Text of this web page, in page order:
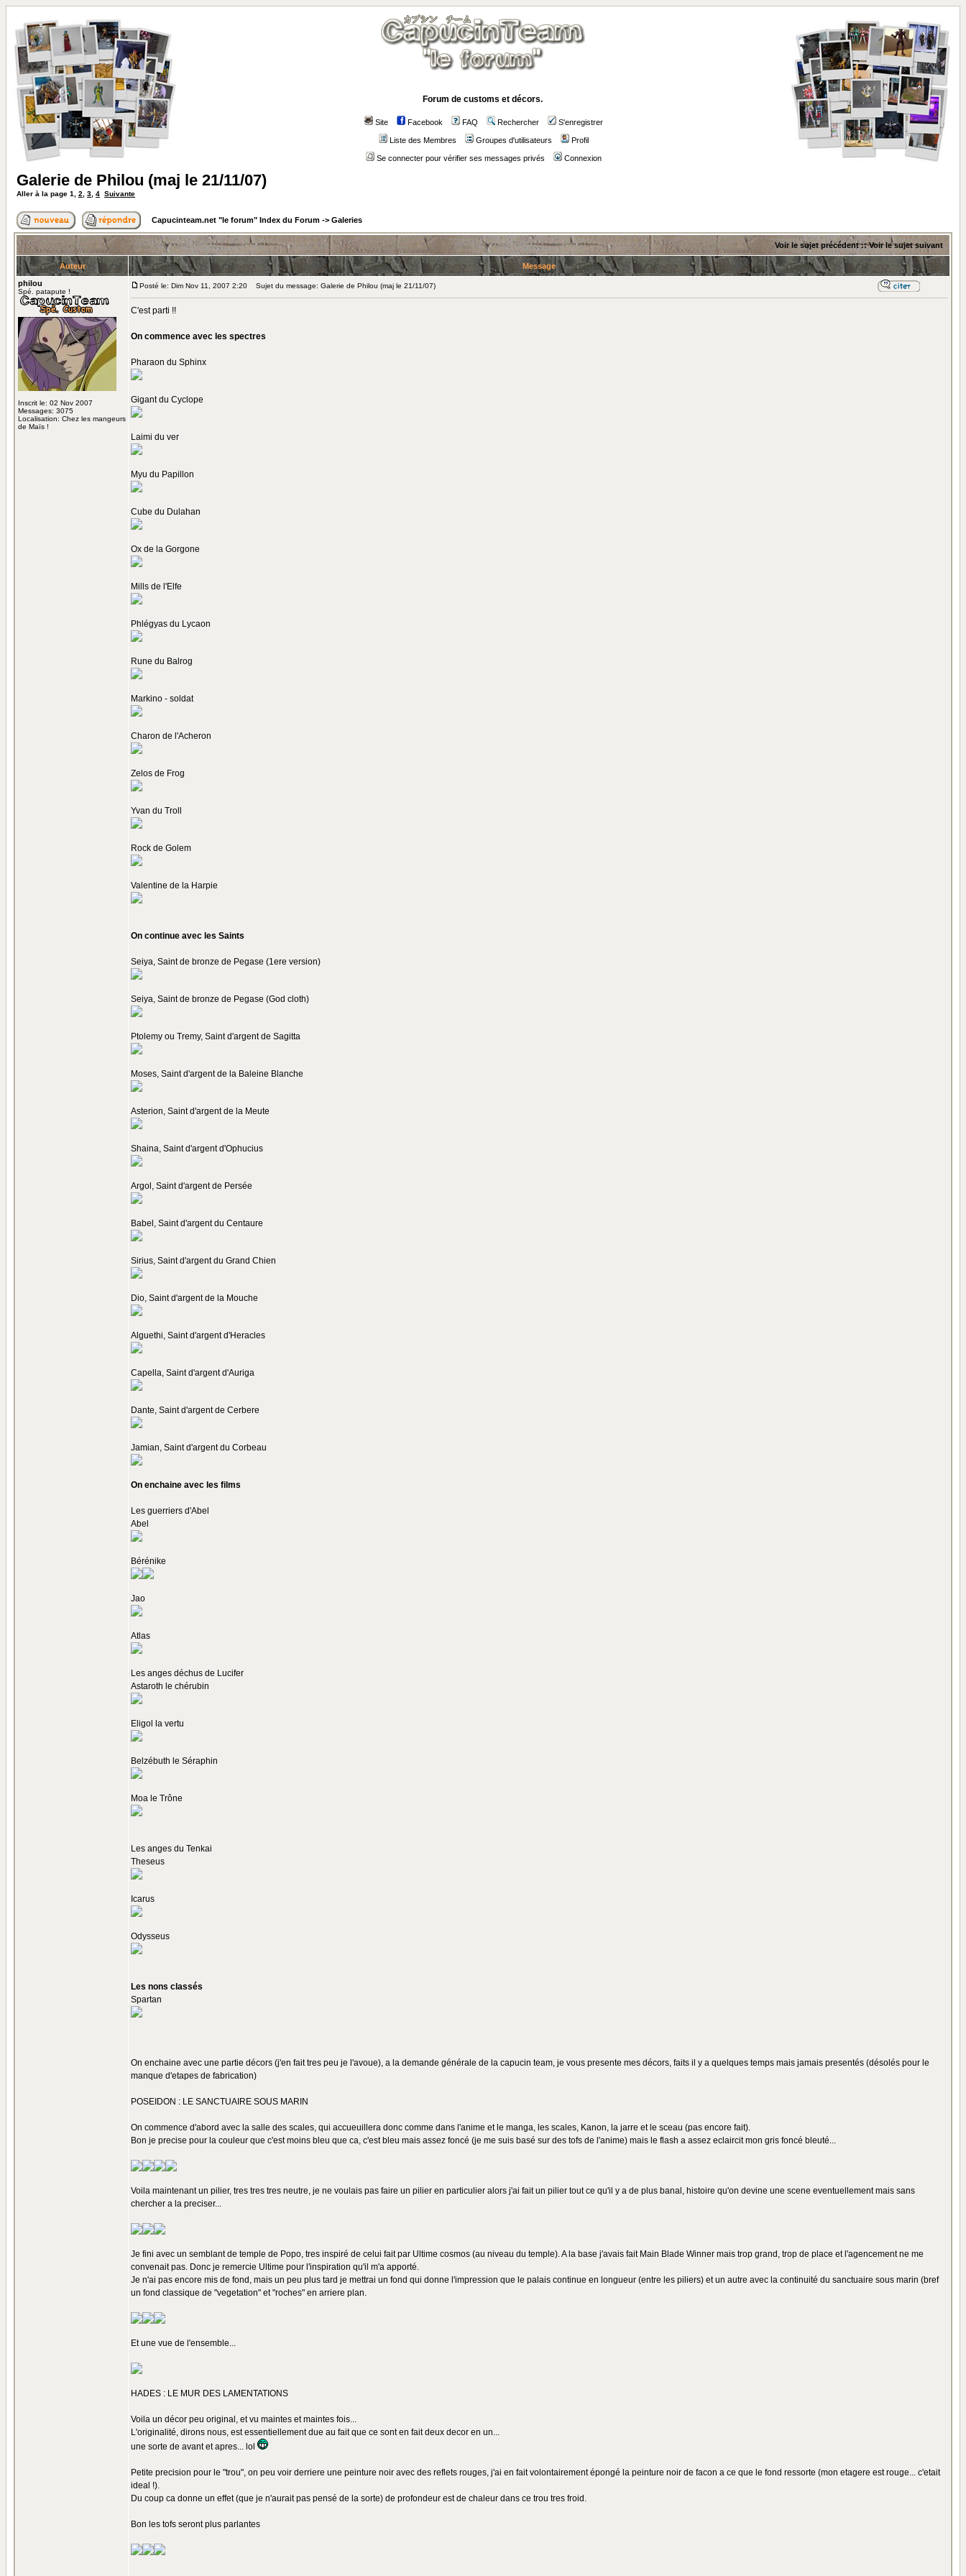
Forum de customs et décors.
Site Facebook FAQ Rechercher S'enregistrer
Liste des Membres Groupes d'utilisateurs Profil
Se connecter pour vérifier ses messages privés Connexion
Galerie de Philou (maj le 21/11/07)
Aller à la page 1 2 3 4 Suivante
Capucinteam.net "le forum" Index du Forum -> Galeries
Voir le sujet précédent::Voir le sujet suivant
Auteur
Message
philou
Spé. patapute !
Inscrit le: 02 Nov 2007
Messages: 3075
Localisation: Chez les mangeurs
de Maïs !
Posté le: Dim Nov 11, 2007 2:20 Sujet du message: Galerie de Philou (maj le 21/11/07)
C'est parti !!
On commence avec les spectres
Pharaon du Sphinx
Gigant du Cyclope
Laimi du ver
Myu du Papillon
Cube du Dulahan
Ox de la Gorgone
Mills de l'Elfe
Phlégyas du Lycaon
Rune du Balrog
Markino - soldat
Charon de l'Acheron
Zelos de Frog
Yvan du Troll
Rock de Golem
Valentine de la Harpie
On continue avec les Saints
Seiya, Saint de bronze de Pegase (1ere version)
Seiya, Saint de bronze de Pegase (God cloth)
Ptolemy ou Tremy, Saint d'argent de Sagitta
Moses, Saint d'argent de la Baleine Blanche
Asterion, Saint d'argent de la Meute
Shaina, Saint d'argent d'Ophucius
Argol, Saint d'argent de Persée
Babel, Saint d'argent du Centaure
Sirius, Saint d'argent du Grand Chien
Dio, Saint d'argent de la Mouche
Alguethi, Saint d'argent d'Heracles
Capella, Saint d'argent d'Auriga
Dante, Saint d'argent de Cerbere
Jamian, Saint d'argent du Corbeau
On enchaine avec les films
Les guerriers d'Abel
Abel
Bérénike
Jao
Atlas
Les anges déchus de Lucifer
Astaroth le chérubin
Eligol la vertu
Belzébuth le Séraphin
Moa le Trône
Les anges du Tenkai
Theseus
Icarus
Odysseus
Les nons classés
Spartan
On enchaine avec une partie décors (j'en fait tres peu je l'avoue), a la demande générale de la capucin team, je vous presente mes décors, faits il y a quelques temps mais jamais presentés (désolés pour le
manque d'etapes de fabrication)
POSEIDON : LE SANCTUAIRE SOUS MARIN
On commence d'abord avec la salle des scales, qui accueuillera donc comme dans l'anime et le manga, les scales, Kanon, la jarre et le sceau (pas encore fait).
Bon je precise pour la couleur que c'est moins bleu que ca, c'est bleu mais assez foncé (je me suis basé sur des tofs de l'anime) mais le flash a assez eclaircit mon gris foncé bleuté...
Voila maintenant un pilier, tres tres tres neutre, je ne voulais pas faire un pilier en particulier alors j'ai fait un pilier tout ce qu'il y a de plus banal, histoire qu'on devine une scene eventuellement mais sans
chercher a la preciser...
Je fini avec un semblant de temple de Popo, tres inspiré de celui fait par Ultime cosmos (au niveau du temple). A la base j'avais fait Main Blade Winner mais trop grand, trop de place et l'agencement ne me
convenait pas. Donc je remercie Ultime pour l'inspiration qu'il m'a apporté.
Je n'ai pas encore mis de fond, mais un peu plus tard je mettrai un fond qui donne l'impression que le palais continue en longueur (entre les piliers) et un autre avec la continuité du sanctuaire sous marin (bref
un fond classique de "vegetation" et "roches" en arriere plan.
Et une vue de l'ensemble...
HADES : LE MUR DES LAMENTATIONS
Voila un décor peu original, et vu maintes et maintes fois...
L'originalité, dirons nous, est essentiellement due au fait que ce sont en fait deux decor en un...
une sorte de avant et apres... lol
Petite precision pour le "trou", on peu voir derriere une peinture noir avec des reflets rouges, j'ai en fait volontairement épongé la peinture noir de facon a ce que le fond ressorte (mon etagere est rouge... c'etait
ideal !).
Du coup ca donne un effet (que je n'aurait pas pensé de la sorte) de profondeur est de chaleur dans ce trou tres froid.
Bon les tofs seront plus parlantes